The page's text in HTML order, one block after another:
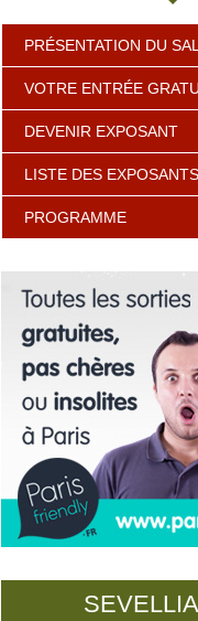
PRÉSENTATION DU
VOTRE ENTRÉE
DEVENIR EXPOSANT
LISTE DES
PROGRAMME